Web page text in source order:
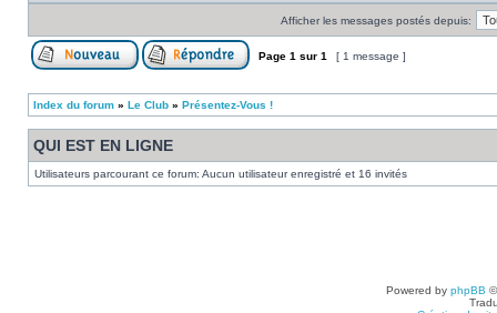
Afficher les messages postés depuis:
Page 1 sur 1 [ 1 message ]
Index du forum » Le Club » Présentez-Vous !
QUI EST EN LIGNE
Utilisateurs parcourant ce forum: Aucun utilisateur enregistré et 16 invités
Powered by phpBB